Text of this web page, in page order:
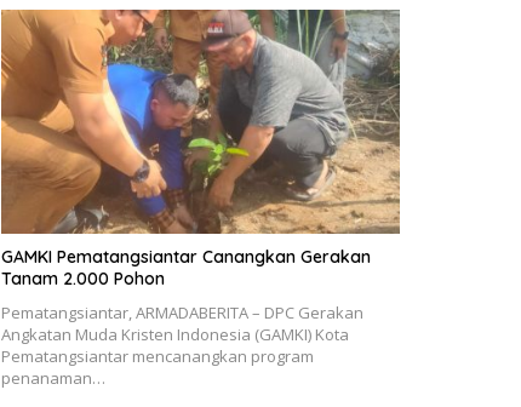
GAMKI Pematangsiantar Canangkan Gerakan
Tanam 2.000 Pohon
Pematangsiantar, ARMADABERITA – DPC Gerakan
Angkatan Muda Kristen Indonesia (GAMKI) Kota
Pematangsiantar mencanangkan program
penanaman…